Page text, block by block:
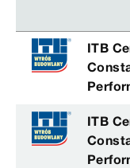
ITB
ITB